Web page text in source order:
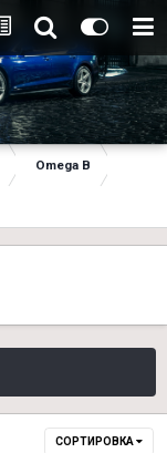
Omega B
СОРТИРОВКА